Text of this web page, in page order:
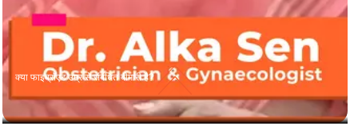
क्या फाइब्रॉएड उम्र से संबंधित बीमारी है?